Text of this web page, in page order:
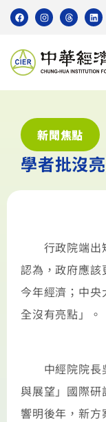
新聞焦點
學者批沒
行政院端出
認為，政府應該
今年經濟；中
全沒有亮點」。
中經院院長
與展望」國際
響明後年，新